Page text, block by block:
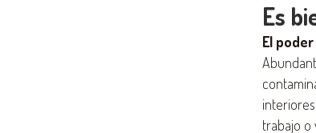
Es
El
trabajo o